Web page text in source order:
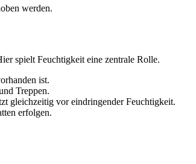
werden.
spielt Feuchtigkeit eine zentrale Rolle.
ist.
Treppen.
gleichzeitig vor eindringender Feuchtigkeit.
erfolgen.